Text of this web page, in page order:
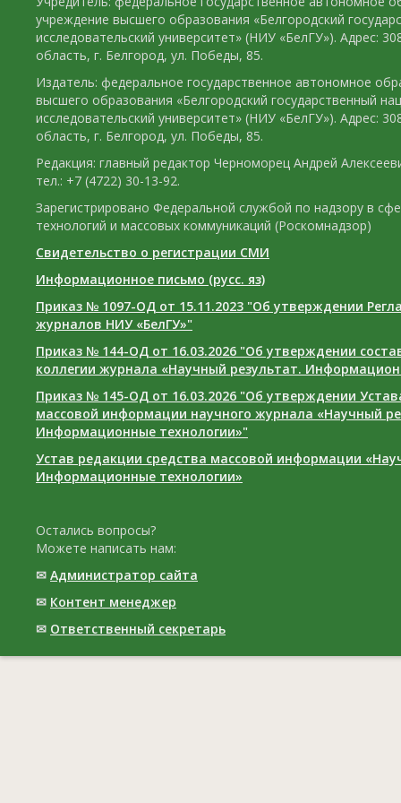
учреждение высшего образования «Белгородский
исследовательский университет» (НИУ «БелГУ»). Адрес:
область, г. Белгород, ул. Победы, 85.
Издатель: федеральное государственное автономное
высшего образования «Белгородский государственный
исследовательский университет» (НИУ «БелГУ»). Адрес:
область, г. Белгород, ул. Победы, 85.
Редакция: главный редактор Черноморец Андрей
тел.: +7 (4722) 30-13-92.
Зарегистрировано Федеральной службой по надзору в
технологий и массовых коммуникаций (Роскомнадзор)
Свидетельство о регистрации СМИ
Информационное письмо (русс. яз)
Приказ № 1097-ОД от 15.11.2023 "Об утверждении
журналов НИУ «БелГУ»"
Приказ № 144-ОД от 16.03.2026 "Об утверждении
коллегии журнала «Научный результат.
Приказ № 145-ОД от 16.03.2026 "Об утверждении
массовой информации научного журнала «Научный
Информационные технологии»"
Устав редакции средства массовой информации
Информационные технологии»
Остались вопросы?
Можете написать нам:
✉ Администратор сайта
✉ Контент менеджер
✉ Ответственный cекретарь